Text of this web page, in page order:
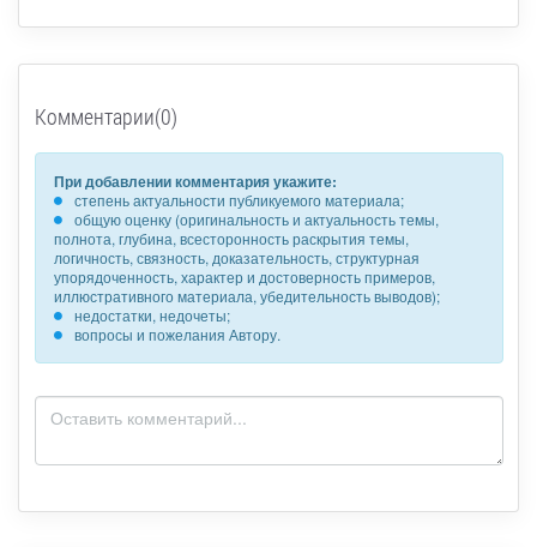
Комментарии(0)
При добавлении комментария укажите:
степень актуальности публикуемого материала;
общую оценку (оригинальность и актуальность темы,
полнота, глубина, всесторонность раскрытия темы,
логичность, связность, доказательность, структурная
упорядоченность, характер и достоверность примеров,
иллюстративного материала, убедительность выводов);
недостатки, недочеты;
вопросы и пожелания Автору.